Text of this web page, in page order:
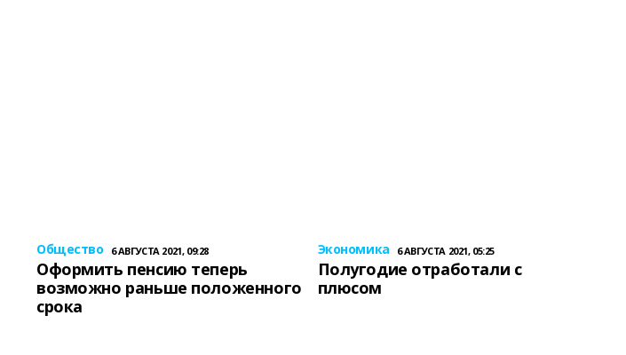
Общество 6 АВГУСТА 2021, 09:28
Оформить пенсию теперь
возможно раньше положенного
срока
Экономика 6 АВГУСТА 2021, 05:25
Полугодие отработали с
плюсом